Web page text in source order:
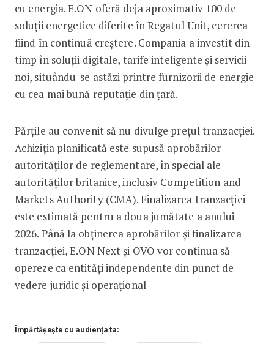
cu energia. E.ON oferă deja aproximativ 100 de
soluții energetice diferite în Regatul Unit, cererea
fiind în continuă creștere. Compania a investit din
timp în soluții digitale, tarife inteligente și servicii
noi, situându-se astăzi printre furnizorii de energie
cu cea mai bună reputație din țară.
Părțile au convenit să nu divulge prețul tranzacției.
Achiziția planificată este supusă aprobărilor
autorităților de reglementare, în special ale
autorităților britanice, inclusiv Competition and
Markets Authority (CMA). Finalizarea tranzacției
este estimată pentru a doua jumătate a anului
2026. Până la obținerea aprobărilor și finalizarea
tranzacției, E.ON Next și OVO vor continua să
opereze ca entități independente din punct de
vedere juridic și operațional
Împărtășește cu audiența ta: